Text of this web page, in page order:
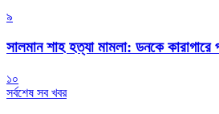
৯
সালমান শাহ হত্যা মামলা: ডনকে
১০
সর্বশেষ সব খবর